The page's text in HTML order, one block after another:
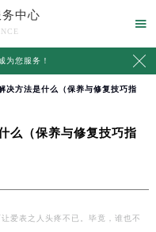
中心

为您服务！ 
决方法是什么（保养与修复技巧指
么（保养与修复技巧指
爱表之人头疼不已。毕竟，谁也不